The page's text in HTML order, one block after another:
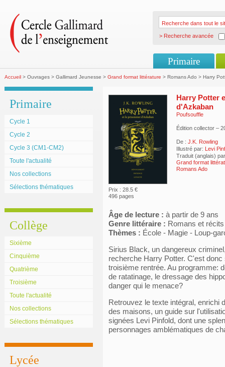
> Recherche avancée
Primaire
Accueil > Ouvrages > Gallimard Jeunesse > Grand format littérature > Romans Ado > Harry
Primaire
Cycle 1
Cycle 2
Cycle 3 (CM1-CM2)
Toute l'actualité
Nos collections
Sélections thématiques
Collège
Sixième
Cinquième
Quatrième
Troisième
Toute l'actualité
Nos collections
Sélections thématiques
Lycée
Prix : 28.5 €
496 pages
Harry Potter
d'Azkaban
Poufsouffle
Édition collector –
De : J.K. Rowling
Illustré par: Levi
Traduit (anglais)
Grand format
Romans Ado
Âge de lecture : à partir de 9 ans
Genre littéraire : Romans et
Thèmes : École - Magie - Loup-
Sirius Black, un dangereux
recherche Harry Potter. C'est
troisième rentrée. Au programme:
de ratatinage, le dressage des
danger qui le menace?
Retrouvez le texte intégral, enrichi
des maisons, un guide sur
signées Levi Pinfold, dont une
personnages amblématiques de